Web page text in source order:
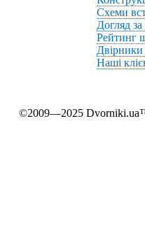
Схеми
Догляд
Рейтинг
Двірники
Наші
©2009—2025